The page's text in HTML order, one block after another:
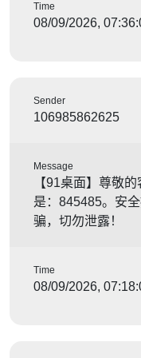
Time
08/09/2026,
Sender
106985862625
Message
【91桌面】尊敬
是：845485。安
骗，切勿泄露！
Time
08/09/2026,